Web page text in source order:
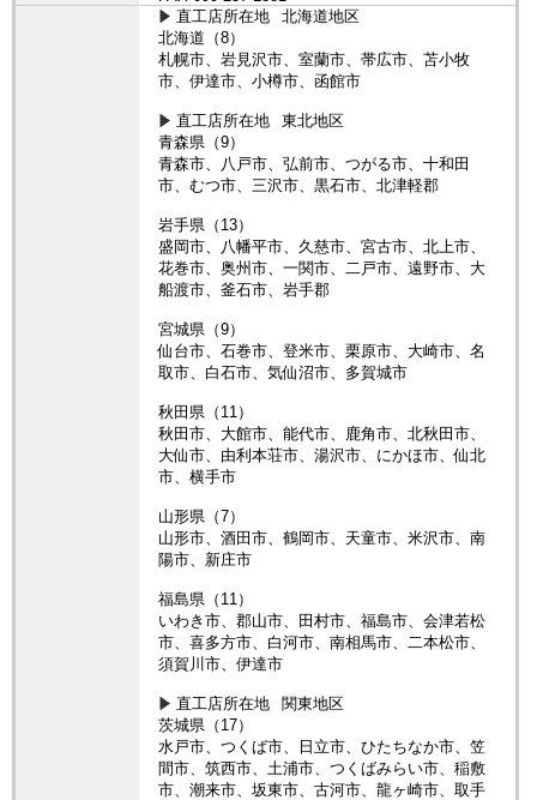
直工店所在地
北海道地区
北海道（8）
札幌市、岩見沢市、室蘭市、帯広市、苫小牧
市、伊達市、小樽市、函館市
直工店所在地
東北地区
青森県（9）
青森市、八戸市、弘前市、つがる市、十和田
市、むつ市、三沢市、黒石市、北津軽郡
岩手県（13）
盛岡市、八幡平市、久慈市、宮古市、北上市、
花巻市、奥州市、一関市、二戸市、遠野市、大
船渡市、釜石市、岩手郡
宮城県（9）
仙台市、石巻市、登米市、栗原市、大崎市、名
取市、白石市、気仙沼市、多賀城市
秋田県（11）
秋田市、大館市、能代市、鹿角市、北秋田市、
大仙市、由利本荘市、湯沢市、にかほ市、仙北
市、横手市
山形県（7）
山形市、酒田市、鶴岡市、天童市、米沢市、南
陽市、新庄市
福島県（11）
いわき市、郡山市、田村市、福島市、会津若松
市、喜多方市、白河市、南相馬市、二本松市、
須賀川市、伊達市
直工店所在地
関東地区
茨城県（17）
水戸市、つくば市、日立市、ひたちなか市、笠
間市、筑西市、土浦市、つくばみらい市、稲敷
市、潮来市、坂東市、古河市、龍ヶ崎市、取手